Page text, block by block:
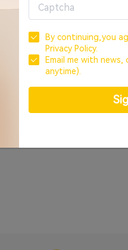
By continuing,you
Privacy Policy.
Email me with
anytime).